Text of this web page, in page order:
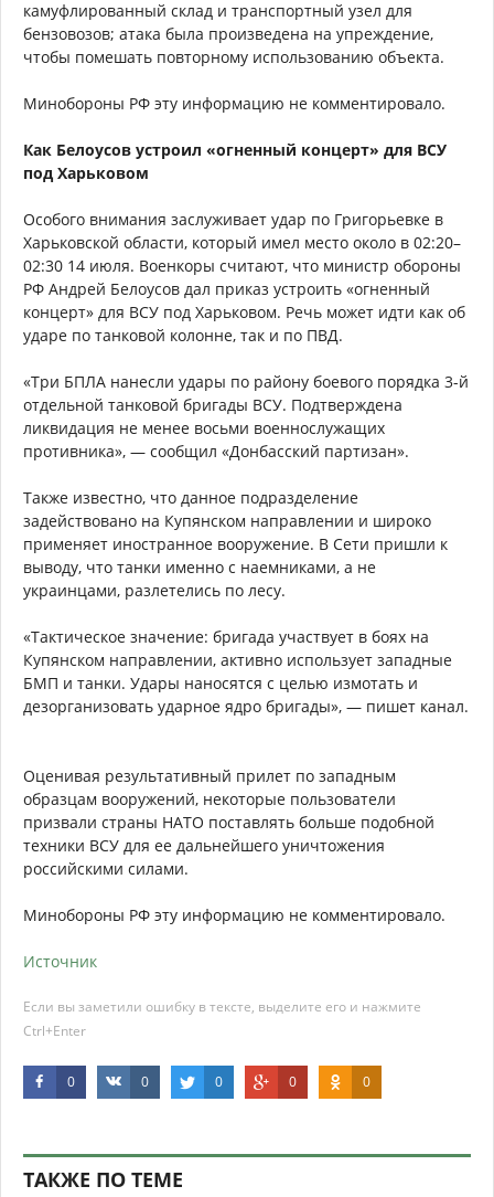
камуфлированный склад и транспортный узел для
бензовозов; атака была произведена на упреждение,
чтобы помешать повторному использованию объекта.
Минобороны РФ эту информацию не комментировало.
Как Белоусов устроил «огненный концерт» для ВСУ
под Харьковом
Особого внимания заслуживает удар по Григорьевке в
Харьковской области, который имел место около в 02:20–
02:30 14 июля. Военкоры считают, что министр обороны
РФ Андрей Белоусов дал приказ устроить «огненный
концерт» для ВСУ под Харьковом. Речь может идти как об
ударе по танковой колонне, так и по ПВД.
«Три БПЛА нанесли удары по району боевого порядка 3-й
отдельной танковой бригады ВСУ. Подтверждена
ликвидация не менее восьми военнослужащих
противника», — сообщил «Донбасский партизан».
Также известно, что данное подразделение
задействовано на Купянском направлении и широко
применяет иностранное вооружение. В Сети пришли к
выводу, что танки именно с наемниками, а не
украинцами, разлетелись по лесу.
«Тактическое значение: бригада участвует в боях на
Купянском направлении, активно использует западные
БМП и танки. Удары наносятся с целью измотать и
дезорганизовать ударное ядро бригады», — пишет канал.
Оценивая результативный прилет по западным
образцам вооружений, некоторые пользователи
призвали страны НАТО поставлять больше подобной
техники ВСУ для ее дальнейшего уничтожения
российскими силами.
Минобороны РФ эту информацию не комментировало.
Источник
Если вы заметили ошибку в тексте, выделите его и нажмите
Ctrl+Enter
0 0 0 0 0
ТАКЖЕ ПО ТЕМЕ